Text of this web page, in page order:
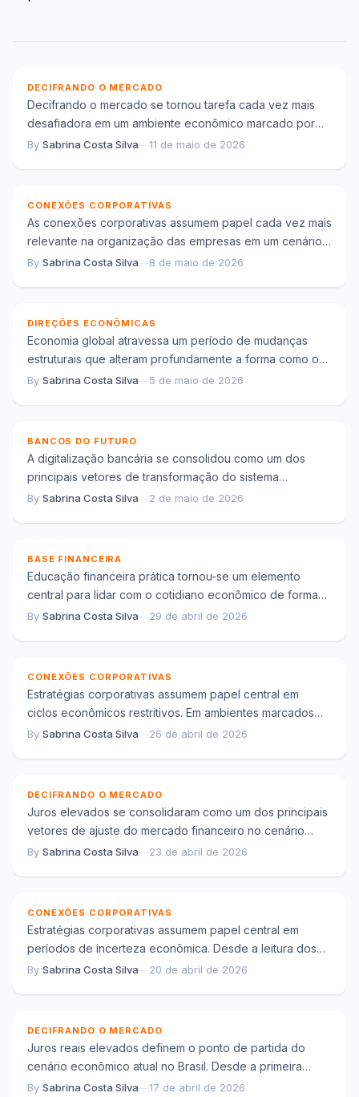
DECIFRANDO O MERCADO
Decifrando o mercado se tornou tarefa cada vez mais
desafiadora em um ambiente econômico marcado por
oscilações frequentes, fluxos de informação
By Sabrina Costa Silva—11 de maio de 2026
Conexões corporativas e a reorganização
estratégica das empresas em economias
CONEXÕES CORPORATIVAS
As conexões corporativas assumem papel cada vez mais
relevante na organização das empresas em um cenário
econômico marcado por interdependência,
By Sabrina Costa Silva—8 de maio de 2026
Mudanças estruturais na economia global e os
DIREÇÕES ECONÔMICAS
Economia global atravessa um período de mudanças
estruturais que alteram profundamente a forma como o
crescimento econômico se manifesta. Em vez de...
By Sabrina Costa Silva—5 de maio de 2026
A digitalização bancária e a transformação
BANCOS DO FUTURO
A digitalização bancária se consolidou como um dos
principais vetores de transformação do sistema
financeiro contemporâneo. À medida que tecnologias
By Sabrina Costa Silva—2 de maio de 2026
Educação financeira prática e tomada de decisão
BASE FINANCEIRA
Educação financeira prática tornou-se um elemento
central para lidar com o cotidiano econômico de forma
mais consciente. Em um cenário marcado por...
By Sabrina Costa Silva—29 de abril de 2026
Estratégias corporativas em ciclos econômicos
CONEXÕES CORPORATIVAS
Estratégias corporativas assumem papel central em
ciclos econômicos restritivos. Em ambientes marcados
por crédito mais caro, crescimento moderado e maior
By Sabrina Costa Silva—26 de abril de 2026
Juros elevados e reprecificação de ativos: como o
DECIFRANDO O MERCADO
Juros elevados se consolidaram como um dos principais
vetores de ajuste do mercado financeiro no cenário
atual. À medida que as taxas...
By Sabrina Costa Silva—23 de abril de 2026
Estratégias corporativas em tempos de incerteza:
CONEXÕES CORPORATIVAS
Estratégias corporativas assumem papel central em
períodos de incerteza econômica. Desde a leitura dos
indicadores até a definição de prioridades internas,
By Sabrina Costa Silva—20 de abril de 2026
Juros reais elevados e o crédito no Brasil: como o
DECIFRANDO O MERCADO
Juros reais elevados definem o ponto de partida do
cenário econômico atual no Brasil. Desde a primeira
leitura dos indicadores, fica claro...
By Sabrina Costa Silva—17 de abril de 2026
Governança corporativa e transparência: como